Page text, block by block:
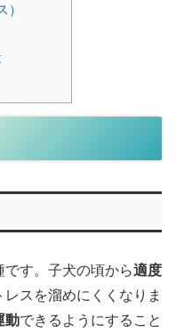
す。子犬の頃から適度
スを溜めにくくなりま
動できるようにすること